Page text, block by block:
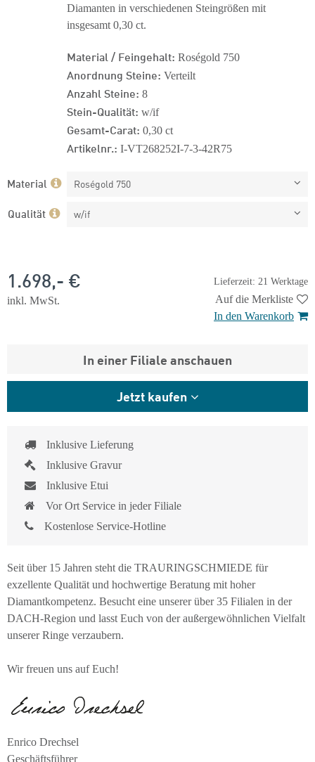
Diamanten in verschiedenen Steingrößen mit
insgesamt 0,30 ct.
Material / Feingehalt: Roségold 750
Anordnung Steine: Verteilt
Anzahl Steine: 8
Stein-Qualität: w/if
Gesamt-Carat: 0,30 ct
Artikelnr.: I-VT268252I-7-3-42R75
Material Roségold 750
Qualität w/if
Lieferzeit: 21 Werktage
1.698,- €
inkl. MwSt.
Auf die Merkliste
In den Warenkorb
In einer Filiale anschauen
Jetzt kaufen
Inklusive Lieferung
Inklusive Gravur
Inklusive Etui
Vor Ort Service in jeder Filiale
Kostenlose Service-Hotline
Seit über 15 Jahren steht die TRAURINGSCHMIEDE für
exzellente Qualität und hochwertige Beratung mit hoher
Diamantkompetenz. Besucht eine unserer über 35 Filialen in der
DACH-Region und lasst Euch von der außergewöhnlichen Vielfalt
unserer Ringe verzaubern.
Wir freuen uns auf Euch!
Enrico Drechsel
Geschäftsführer